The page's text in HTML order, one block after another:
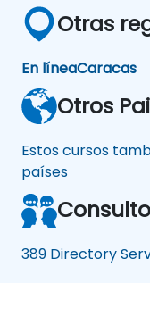
Otras
En líneaCaracas
Otros
Estos cursos
países
389 Directory